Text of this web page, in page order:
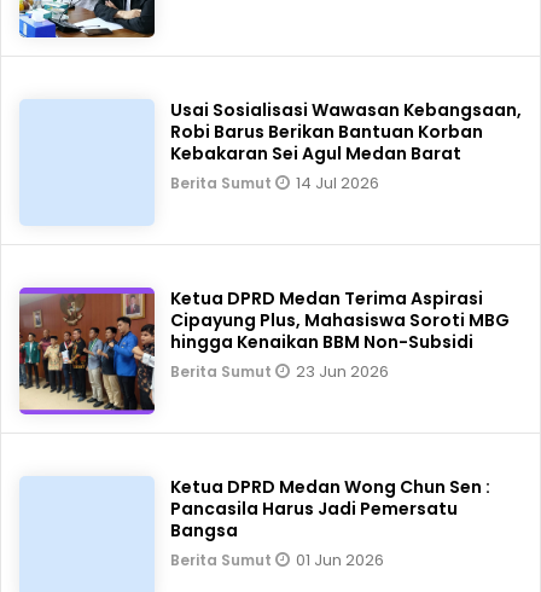
Usai Sosialisasi Wawasan Kebangsaan,
Robi Barus Berikan Bantuan Korban
Kebakaran Sei Agul Medan Barat
Berita Sumut 14 Jul 2026
Ketua DPRD Medan Terima Aspirasi
Cipayung Plus, Mahasiswa Soroti MBG
hingga Kenaikan BBM Non-Subsidi
Berita Sumut 23 Jun 2026
Ketua DPRD Medan Wong Chun Sen :
Pancasila Harus Jadi Pemersatu
Bangsa
Berita Sumut 01 Jun 2026